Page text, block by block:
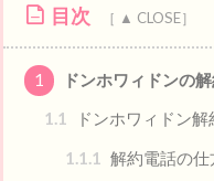
目次
1
ドンホワィドンの
1.1
ドンホワィドン
1.1.1
解約電話の仕